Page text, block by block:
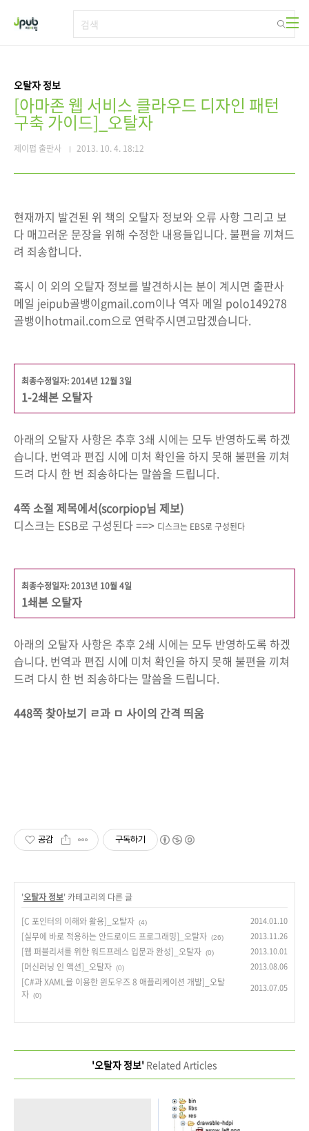
오탈자 정보
[아마존 웹 서비스 클라우드 디자인 패턴
구축 가이드]_오탈자
제이펍 출판사 2013. 10. 4. 18:12
현재까지 발견된 위 책의 오탈자 정보와 오류 사항 그리고 보
다 매끄러운 문장을 위해 수정한 내용들입니다. 불편을 끼쳐드
려 죄송합니다.
혹시 이 외의 오탈자 정보를 발견하시는 분이 계시면 출판사
메일 jeipub골뱅이gmail.com이나 역자 메일 polo149278
골뱅이hotmail.com으로 연락주시면고맙겠습니다.
최종수정일자: 2014년 12월 3일
1-2쇄본 오탈자
아래의 오탈자 사항은 추후 3쇄 시에는 모두 반영하도록 하겠
습니다. 번역과 편집 시에 미처 확인을 하지 못해 불편을 끼쳐
드려 다시 한 번 죄송하다는 말씀을 드립니다.
4쪽 소절 제목에서(scorpiop님 제보)
디스크는 ESB로 구성된다 ==> 디스크는 EBS로 구성된다
최종수정일자: 2013년 10월 4일
1쇄본 오탈자
아래의 오탈자 사항은 추후 2쇄 시에는 모두 반영하도록 하겠
습니다. 번역과 편집 시에 미처 확인을 하지 못해 불편을 끼쳐
드려 다시 한 번 죄송하다는 말씀을 드립니다.
448쪽 찾아보기 ㄹ과 ㅁ 사이의 간격 띄움
공감 구독하기
'오탈자 정보' 카테고리의 다른 글
[C 포인터의 이해와 활용]_오탈자 (4) 2014.01.10
[실무에 바로 적용하는 안드로이드 프로그래밍]_오탈자 (26) 2013.11.26
[웹 퍼블리셔를 위한 워드프레스 입문과 완성]_오탈자 (0) 2013.10.01
[머신러닝 인 액션]_오탈자 (0) 2013.08.06
[C#과 XAML을 이용한 윈도우즈 8 애플리케이션 개발]_오탈
자 (0)
2013.07.05
'오탈자 정보' Related Articles